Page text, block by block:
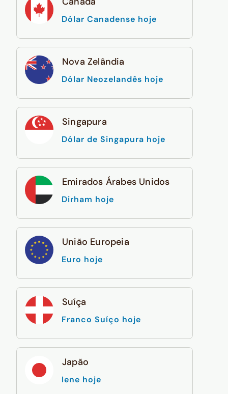
Dólar Canadense hoje
Nova Zelândia
Dólar Neozelandês hoje
Singapura
Dólar de Singapura hoje
Emirados Árabes Unidos
Dirham hoje
União Europeia
Euro hoje
Suíça
Franco Suíço hoje
Japão
Iene hoje